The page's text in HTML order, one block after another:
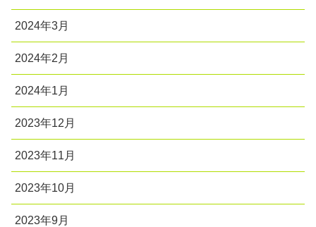
2024年3月
2024年2月
2024年1月
2023年12月
2023年11月
2023年10月
2023年9月